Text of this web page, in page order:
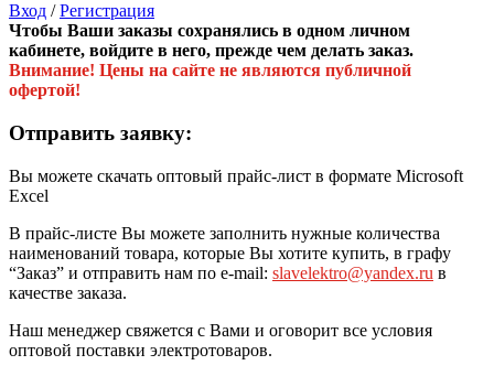
Вход /Регистрация
Чтобы Ваши заказы сохранялись в одном личном
кабинете, войдите в него, прежде чем делать заказ.
Внимание! Цены на сайте не являются публичной
офертой!
Отправить заявку:
Вы можете скачать оптовый прайс-лист в формате Microsoft
Excel
В прайс-листе Вы можете заполнить нужные количества
наименований товара, которые Вы хотите купить, в графу
“Заказ” и отправить нам по e-mail: slavelektro@yandex.ru в
качестве заказа.
Наш менеджер свяжется с Вами и оговорит все условия
оптовой поставки электротоваров.